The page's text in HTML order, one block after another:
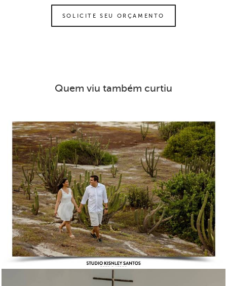
SOLICITE SEU ORÇAMENTO
Quem viu também curtiu